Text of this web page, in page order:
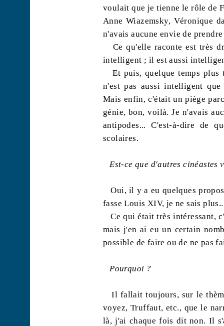
voulait que je tienne le rôle de
AnneWiazemsky, Véronique
n'avais aucune envie de
Ce qu'elle raconte est très
intelligent ; il est aussi
Et puis, quelque temps
n'est pas aussi intelligent
Mais enfin, c'était un piège
génie, bon, voilà. Je n'avais
antipodes... C'est-à-dire de
scolaires.
Est-ce que d'autres cinéastes
Oui, il y a eu quelques
fasse Louis XIV, je ne sais
Ce qui était très intéressant,
mais j'en ai eu un certain
possible de faire ou de ne pas
Pourquoi ?
Il fallait toujours, sur le
voyez, Truffaut, etc., que le
là, j'ai chaque fois dit non. Il